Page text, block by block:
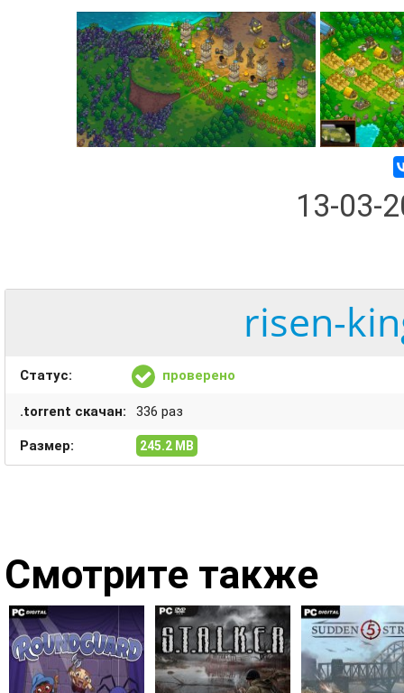
13-03-
risen-
Статус: проверено
.torrent скачан: 336 раз
Размер: 245.2 MB
Смотрите также